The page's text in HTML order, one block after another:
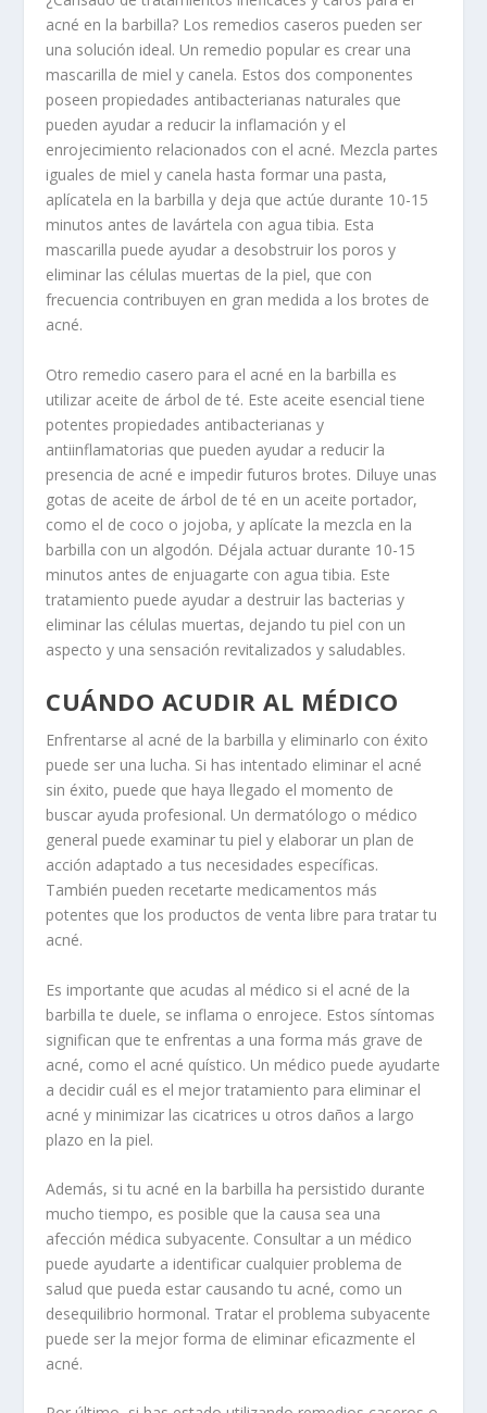
acné en la barbilla? Los remedios caseros pueden ser
una solución ideal. Un remedio popular es crear una
mascarilla de miel y canela. Estos dos componentes
poseen propiedades antibacterianas naturales que
pueden ayudar a reducir la inflamación y el
enrojecimiento relacionados con el acné. Mezcla partes
iguales de miel y canela hasta formar una pasta,
aplícatela en la barbilla y deja que actúe durante 10-15
minutos antes de lavártela con agua tibia. Esta
mascarilla puede ayudar a desobstruir los poros y
eliminar las células muertas de la piel, que con
frecuencia contribuyen en gran medida a los brotes de
acné.
Otro remedio casero para el acné en la barbilla es
utilizar aceite de árbol de té. Este aceite esencial tiene
potentes propiedades antibacterianas y
antiinflamatorias que pueden ayudar a reducir la
presencia de acné e impedir futuros brotes. Diluye unas
gotas de aceite de árbol de té en un aceite portador,
como el de coco o jojoba, y aplícate la mezcla en la
barbilla con un algodón. Déjala actuar durante 10-15
minutos antes de enjuagarte con agua tibia. Este
tratamiento puede ayudar a destruir las bacterias y
eliminar las células muertas, dejando tu piel con un
aspecto y una sensación revitalizados y saludables.
CUÁNDO ACUDIR AL MÉDICO
Enfrentarse al acné de la barbilla y eliminarlo con éxito
puede ser una lucha. Si has intentado eliminar el acné
sin éxito, puede que haya llegado el momento de
buscar ayuda profesional. Un dermatólogo o médico
general puede examinar tu piel y elaborar un plan de
acción adaptado a tus necesidades específicas.
También pueden recetarte medicamentos más
potentes que los productos de venta libre para tratar tu
acné.
Es importante que acudas al médico si el acné de la
barbilla te duele, se inflama o enrojece. Estos síntomas
significan que te enfrentas a una forma más grave de
acné, como el acné quístico. Un médico puede ayudarte
a decidir cuál es el mejor tratamiento para eliminar el
acné y minimizar las cicatrices u otros daños a largo
plazo en la piel.
Además, si tu acné en la barbilla ha persistido durante
mucho tiempo, es posible que la causa sea una
afección médica subyacente. Consultar a un médico
puede ayudarte a identificar cualquier problema de
salud que pueda estar causando tu acné, como un
desequilibrio hormonal. Tratar el problema subyacente
puede ser la mejor forma de eliminar eficazmente el
acné.